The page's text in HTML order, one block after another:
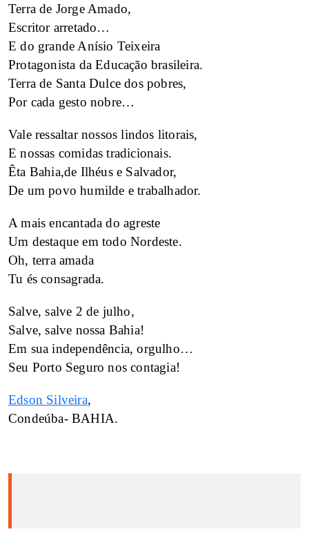
Terra de Jorge Amado,
Escritor arretado…
E do grande Anísio Teixeira
Protagonista da Educação brasileira.
Terra de Santa Dulce dos pobres,
Por cada gesto nobre…
Vale ressaltar nossos lindos litorais,
E nossas comidas tradicionais.
Êta Bahia,de Ilhéus e Salvador,
De um povo humilde e trabalhador.
A mais encantada do agreste
Um destaque em todo Nordeste.
Oh, terra amada
Tu és consagrada.
Salve, salve 2 de julho,
Salve, salve nossa Bahia!
Em sua independência, orgulho…
Seu Porto Seguro nos contagia!
Edson Silveira,
Condeúba- BAHIA.